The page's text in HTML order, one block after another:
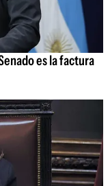
es la factura